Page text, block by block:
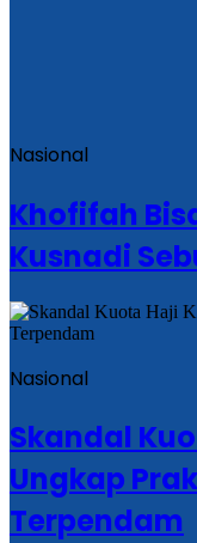
Nasional
Khofifah
Kusnadi
Nasional
Skandal
Ungkap
Terpendam